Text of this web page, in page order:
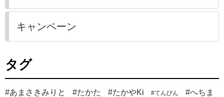
キャンペーン
タグ
#あまさきみりと #たかた #たかやKi #てんびん #へちま